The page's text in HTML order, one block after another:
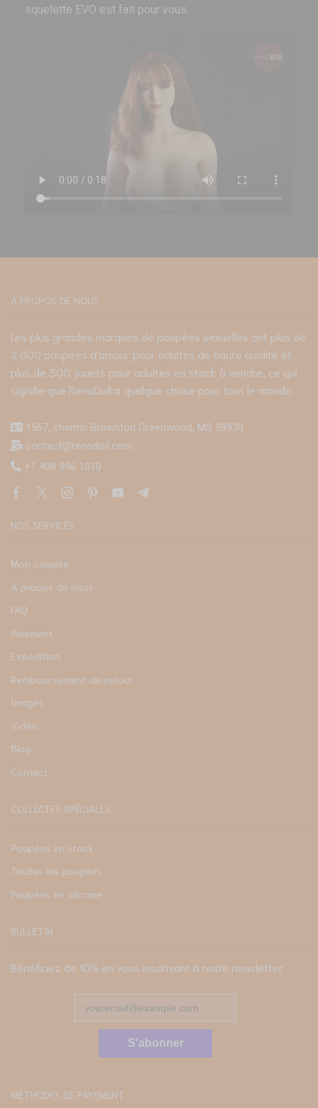
squelette EVO est fait pour vous.
À PROPOS DE NOUS
Les plus grandes marques de poupées sexuelles ont plus de
2 000 poupées d'amour pour adultes de haute qualité et
plus de 300 jouets pour adultes en stock à vendre, ce qui
signifie que RenoDoll a quelque chose pour tout le monde.
1567, chemin Brownton Greenwood, MS 38930
contact@renodoll.com
+1 408 996 1010
NOS SERVICES
Mon compte
À propos de nous
FAQ
Paiement
Expédition
Remboursement de retour
Images
Vidéo
Blog
Contact
COLLECTES SPÉCIALES
Poupées en stock
Toutes les poupées
Poupées en silicone
BULLETIN
Bénéficiez de 10% en vous inscrivant à notre newsletter
S'abonner
MÉTHODES DE PAYEMENT